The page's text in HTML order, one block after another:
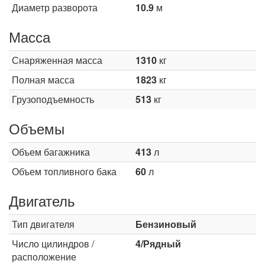
Диаметр разворота
10.9 м
Масса
Снаряженная масса 1310 кг
Полная масса
1823 кг
Грузоподъемность
513 кг
Объемы
Объем багажника 413л
Объем топливного бака
60л
Двигатель
Тип двигателя
Бензиновый
Число цилиндров /
расположение
4/Рядный